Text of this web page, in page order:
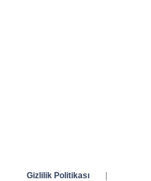
Gizlilik Politikası
|